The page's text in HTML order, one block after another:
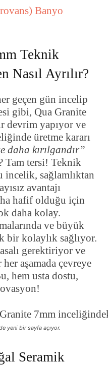
Banyo
Teknik
Nasıl Ayrılır?
geçen gün incelip
gibi, Qua Granite
devrim yapıyor ve
üretme kararı
daha kırılgandır”
Tam tersi! Teknik
incelik, sağlamlıktan
avantajı
hafif olduğu için
daha kolay.
ve büyük
bir kolaylık sağlıyor.
gerektiriyor ve
aşamada çevreye
hem usta dostu,
yeni bir sayfa açıyor.
Seramik